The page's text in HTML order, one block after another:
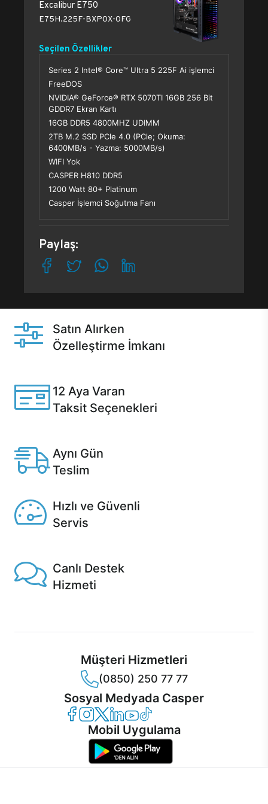
Excalibur E750
E75H.225F-BXP0X-0FG
Seçilen Özellikler
Series 2 Intel® Core™ Ultra 5 225F Ai işlemci
FreeDOS
NVIDIA® GeForce® RTX 5070TI 16GB 256 Bit
GDDR7 Ekran Kartı
16GB DDR5 4800MHZ UDIMM
2TB M.2 SSD PCle 4.0 (PCle; Okuma:
6400MB/s - Yazma: 5000MB/s)
WIFI Yok
CASPER H810 DDR5
1200 Watt 80+ Platinum
Casper İşlemci Soğutma Fanı
Paylaş:
Satın Alırken
Özelleştirme İmkanı
12 Aya Varan
Taksit Seçenekleri
Aynı Gün
Teslim
Hızlı ve Güvenli
Servis
Canlı Destek
Hizmeti
Müşteri Hizmetleri
(0850) 250 77 77
Sosyal Medyada Casper
Casper Facebook
Casper Instagram
Casper Twitter
Casper LinkedIn
Casper YouTube
Casper TikTok
Mobil Uygulama